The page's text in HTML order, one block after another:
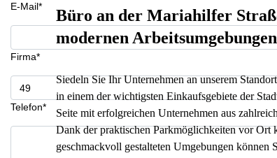
E-Mail*
Firma*
Telefon*
Büro an der Mariahilfer
modernen
Siedeln Sie Ihr Unternehmen an unserem
in einem der wichtigsten Einkaufsgebiete der
Seite mit erfolgreichen Unternehmen aus
Dank der praktischen Parkmöglichkeiten vor Ort
geschmackvoll gestalteten Umgebungen